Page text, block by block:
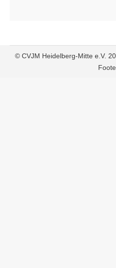
© CVJM Heidelberg-Mitte e.V.